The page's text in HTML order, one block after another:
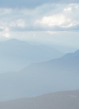
se velmi
a oblasti Drei